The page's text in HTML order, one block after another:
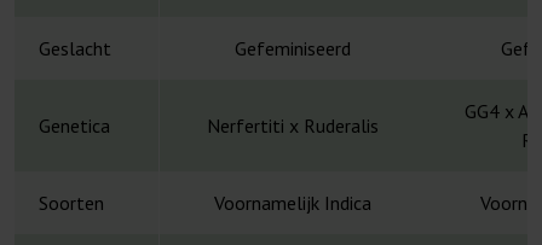
Geslacht Gefeminiseerd
Genetica Nerfertiti x Ruderalis
GG4 x
Soorten Voornamelijk Indica